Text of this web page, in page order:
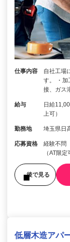
仕事内容
自社工場
す。 ・加
接、ガス
給与
日給
上可）
勤務地 埼玉県日
応募資格
経験不問
（AT限定
後で見る
低層木造アパ